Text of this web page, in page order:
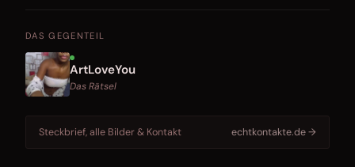
DAS GEGENTEIL
ArtLoveYou
Das Rätsel
Steckbrief, alle Bilder & Kontakt echtkontakte.de →